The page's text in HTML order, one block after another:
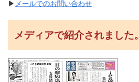
▶ メールでのお問い合わせ
メディアで紹介されました。